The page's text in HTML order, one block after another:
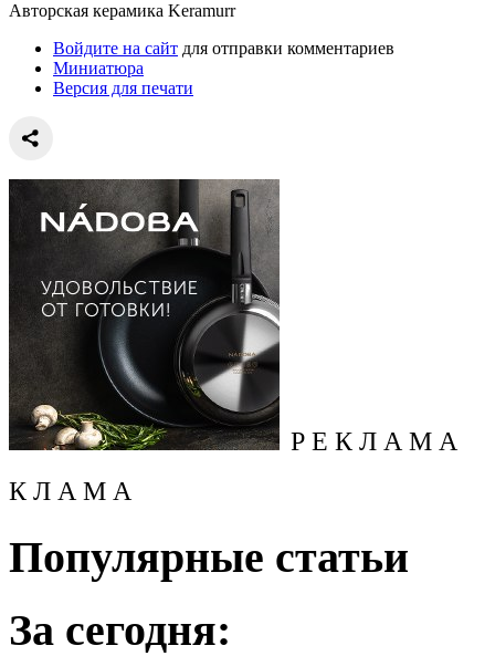
Авторская керамика Keramurr
Войдите на сайт для отправки комментариев
Миниатюра
Версия для печати
Р Е К Л А М А
К Л А М А
Популярные статьи
За сегодня: